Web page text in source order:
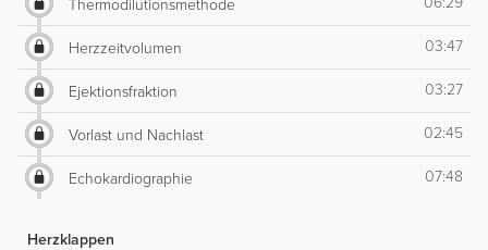
Thermodilutionsmethode
Herzzeitvolumen 03:47
Ejektionsfraktion 03:27
Vorlast und Nachlast 02:45
Echokardiographie 07:48
Herzklappen